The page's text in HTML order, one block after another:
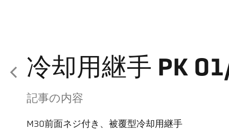
冷却用継手 PK
記事の内容
M30前面ネジ付き、被覆型冷却用継手